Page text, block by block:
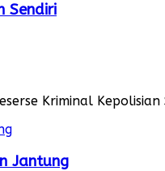
Sendiri
Kriminal
Jantung